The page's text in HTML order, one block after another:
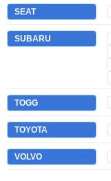
SEAT
SUBARU
TOGG
TOYOTA
VOLVO